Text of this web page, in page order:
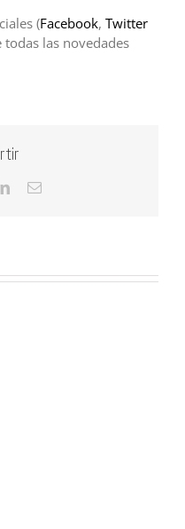
(Facebook, Twitter
todas las novedades
LinkedInCorreo